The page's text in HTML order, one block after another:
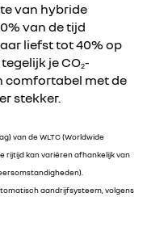
van hybride
van de tijd
liefst tot 40% op
je CO2-
comfortabel met de
stekker.
van de WLTC (Worldwide
rijtijd kan variëren afhankelijk van
aandrijfsysteem, volgens